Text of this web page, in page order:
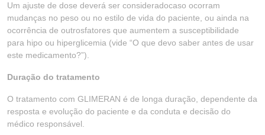
Um ajuste de dose deverá ser consideradocaso ocorram
mudanças no peso ou no estilo de vida do paciente, ou ainda na
ocorrência de outrosfatores que aumentem a susceptibilidade
para hipo ou hiperglicemia (vide “O que devo saber antes de usar
este medicamento?”).
Duração do tratamento
O tratamento com GLIMERAN é de longa duração, dependente da
resposta e evolução do paciente e da conduta e decisão do
médico responsável.